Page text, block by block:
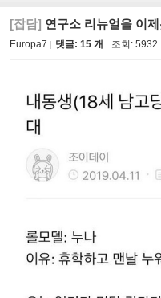
[잡담] 연구소 리뉴얼을 이제
Europa7 댓글: 15 개 조회: 5932